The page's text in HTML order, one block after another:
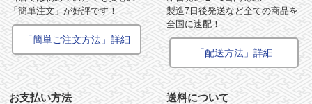
「簡単注文」が好評です！
「簡単ご注文方法」詳細
製造7日後発送など全ての商品を
全国に速配！
「配送方法」詳細
お支払い方法 送料について